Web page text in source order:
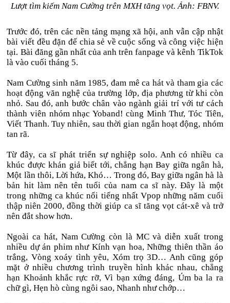
Lượt tìm kiếm Nam Cường trên MXH tăng vọt. Ảnh: FBNV.
Trước đó, trên các nền tảng mạng xã hội, anh vẫn cập nhật
bài viết đều đặn để chia sẻ về cuộc sống và công việc hiện
tại. Bài đăng gần nhất của anh trên fanpage và kênh TikTok
là vào cuối tháng 5.
Nam Cường sinh năm 1985, đam mê ca hát và tham gia các
hoạt động văn nghệ của trường lớp, địa phương từ khi còn
nhỏ. Sau đó, anh bước chân vào ngành giải trí với tư cách
thành viên nhóm nhạc Yoband! cùng Minh Thư, Tóc Tiên,
Viết Thanh. Tuy nhiên, sau thời gian ngắn hoạt động, nhóm
tan rã.
Từ đây, ca sĩ phát triển sự nghiệp solo. Anh có nhiều ca
khúc được khán giả biết tới, chẳng hạn Bay giữa ngân hà,
Một lần thôi, Lời hứa, Khó… Trong đó, Bay giữa ngân hà là
bản hit làm nên tên tuổi của nam ca sĩ này. Đây là một
trong những ca khúc nổi tiếng nhất Vpop những năm cuối
thập niên 2000, đồng thời giúp ca sĩ tăng vọt cát-xê và trở
nên đắt show hơn.
Ngoài ca hát, Nam Cường còn là MC và diễn xuất trong
nhiều dự án phim như Kính vạn hoa, Những thiên thần áo
trắng, Vòng xoáy tình yêu, Xóm trọ 3D… Anh cũng góp
mặt ở nhiều chương trình truyền hình khác nhau, chẳng
hạn Khoảnh khắc rực rỡ, Vì bạn xứng đáng, Úm ba la ra
chữ gì, Hẹn hò cùng ngôi sao, Nhanh như chớp…